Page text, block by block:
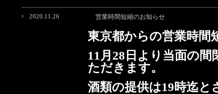
2020.11.26 営業時間短縮のお知らせ
東京都からの営業時間
11月28日より当面の
ただきます。
酒類の提供は19時迄